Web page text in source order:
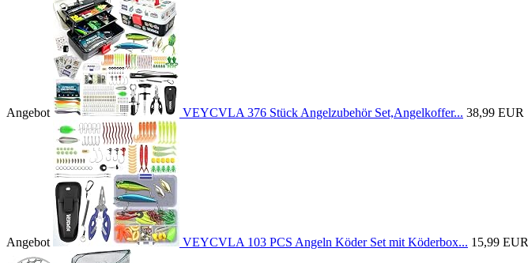
Angebot VEYCVLA 376 Stück Angelzubehör Set,Angelkoffer... 38,99 EUR
Angebot VEYCVLA 103 PCS Angeln Köder Set mit Köderbox... 15,99 EUR